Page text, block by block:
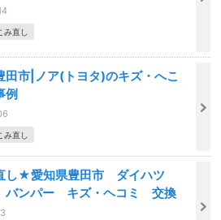
直し
田市|ノア(トヨタ)のキズ・へこ
例
直し
し★愛知県豊田市 ダイハツ
バンパー キズ・ヘコミ 交換